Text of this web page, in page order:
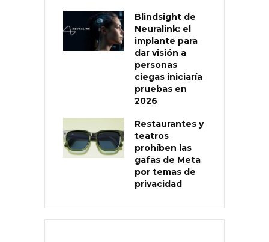
Blindsight de
Neuralink: el
implante para
dar visión a
personas
ciegas iniciaría
pruebas en
2026
Restaurantes y
teatros
prohíben las
gafas de Meta
por temas de
privacidad